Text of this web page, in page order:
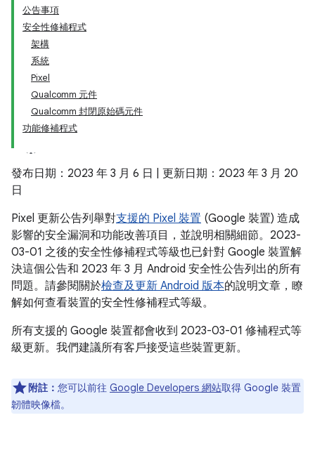
公告事項
安全性修補程式
架構
系統
Pixel
Qualcomm 元件
Qualcomm 封閉原始碼元件
功能修補程式
發布日期：2023 年 3 月 6 日 | 更新日期：2023 年 3 月 20
日
Pixel 更新公告列舉對支援的 Pixel 裝置 (Google 裝置) 造成
影響的安全漏洞和功能改善項目，並說明相關細節。2023-
03-01 之後的安全性修補程式等級也已針對 Google 裝置解
決這個公告和 2023 年 3 月 Android 安全性公告列出的所有
問題。請參閱關於檢查及更新 Android 版本的說明文章，瞭
解如何查看裝置的安全性修補程式等級。
所有支援的 Google 裝置都會收到 2023-03-01 修補程式等
級更新。我們建議所有客戶接受這些裝置更新。
附註： 您可以前往 Google Developers 網站取得 Google 裝置
韌體映像檔。